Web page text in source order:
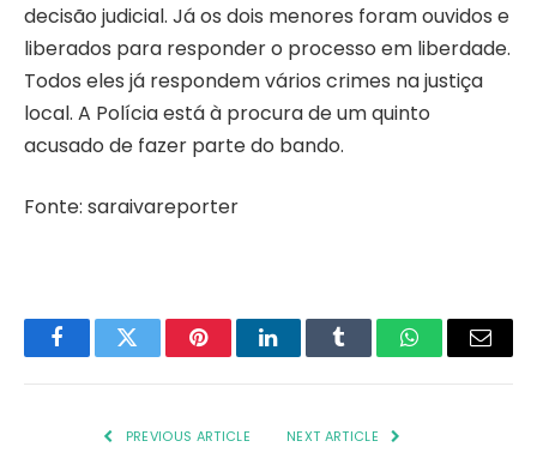
decisão judicial. Já os dois menores foram ouvidos e
liberados para responder o processo em liberdade.
Todos eles já respondem vários crimes na justiça
local. A Polícia está à procura de um quinto
acusado de fazer parte do bando.
Fonte: saraivareporter
FacebookTwitter PinterestLinkedInTumblr WhatsAppEmail
PREVIOUS ARTICLE NEXT ARTICLE